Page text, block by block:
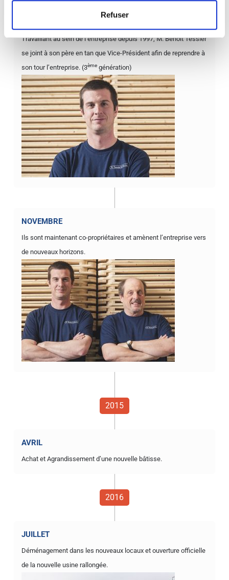
Refuser
Travaillant au sein de l’entreprise depuis 1997, M. Benoit Tessier
se joint à son père en tan que Vice-Président afin de reprendre à
son tour l’entreprise. (3ème génération)
NOVEMBRE
Ils sont maintenant co-propriétaires et amènent l’entreprise vers
de nouveaux horizons.
2015
AVRIL
Achat et Agrandissement d’une nouvelle bâtisse.
2016
JUILLET
Déménagement dans les nouveaux locaux et ouverture officielle
de la nouvelle usine rallongée.